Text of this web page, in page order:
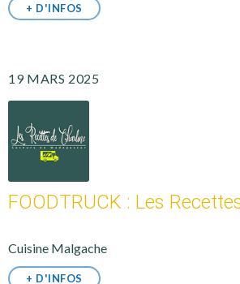
+ D'INFOS
19 MARS 2025
FOODTRUCK : Les
Cuisine Malgache
+ D'INFOS